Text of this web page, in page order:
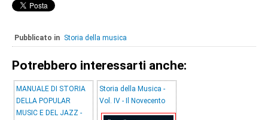
Pubblicato in Storia della musica
Potrebbero interessarti anche:
MANUALE DI STORIA
DELLA POPULAR
MUSIC E DEL JAZZ -
Storia della Musica -
Vol. IV - Il Novecento